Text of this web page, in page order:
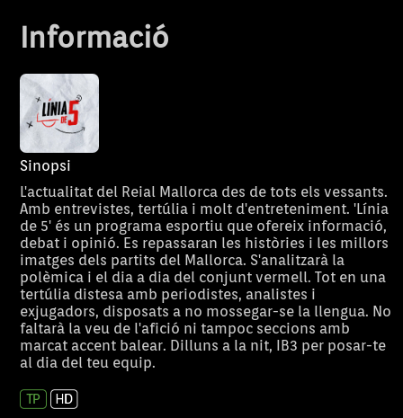
Informació
Sinopsi
L'actualitat del Reial Mallorca des de tots els vessants.
Amb entrevistes, tertúlia i molt d'entreteniment. 'Línia
de 5' és un programa esportiu que ofereix informació,
debat i opinió. Es repassaran les històries i les millors
imatges dels partits del Mallorca. S'analitzarà la
polèmica i el dia a dia del conjunt vermell. Tot en una
tertúlia distesa amb periodistes, analistes i
exjugadors, disposats a no mossegar-se la llengua. No
faltarà la veu de l'afició ni tampoc seccions amb
marcat accent balear. Dilluns a la nit, IB3 per posar-te
al dia del teu equip.